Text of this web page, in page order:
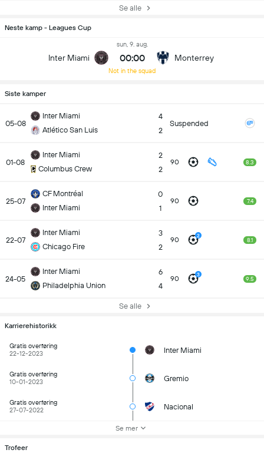
Se alle
Neste kamp - Leagues Cup
Inter Miami
sun, 9. aug.
00:00
Not in the squad
Monterrey
Siste kamper
05-08
Inter Miami
Atlético San Luis
4
2
Suspended
01-08
Inter Miami
Columbus Crew
2
2
90 8.3
25-07
CF Montréal
Inter Miami
0
1
90 7.4
22-07
Inter Miami
Chicago Fire
3
2
90 2
8.1
24-05
Inter Miami
Philadelphia Union
6
4
90 3
9.5
Se alle
Karrierehistorikk
Gratis overføring
22-12-2023
Inter Miami
Gratis overføring
10-01-2023
Gremio
Gratis overføring
27-07-2022
Nacional
Se mer
Trofeer